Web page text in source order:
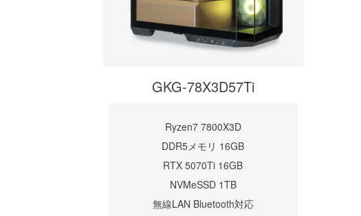
GKG-78X3D57Ti
Ryzen7 7800X3D
DDR5メモリ 16GB
RTX 5070Ti 16GB
NVMeSSD 1TB
無線LAN Bluetooth対応